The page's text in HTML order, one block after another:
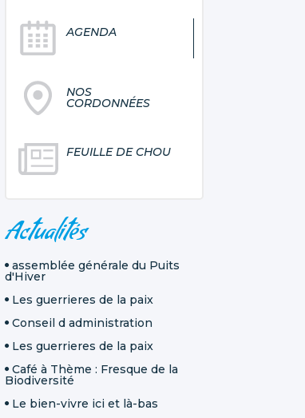
AGENDA
NOS
CORDONNÉES
FEUILLE DE CHOU
Actualités
assemblée générale du Puits
d'Hiver
Les guerrieres de la paix
Conseil d administration
Les guerrieres de la paix
Café à Thème : Fresque de la
Biodiversité
Le bien-vivre ici et là-bas